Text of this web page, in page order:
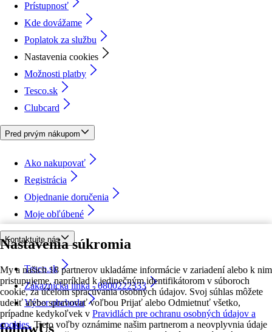
Nastavenia súkromia
My a našich 18 partnerov ukladáme informácie v zariadení alebo k nim
pristupujeme, napríklad k jedinečným identifikátorom v súboroch
cookie, za účelom spracúvania osobných údajov. Svoj súhlas môžete
udeliť alebo spravovať voľbou Prijať alebo Odmietnuť všetko,
prípadne kedykoľvek v Pravidlách pre ochranu osobných údajov a
cookies. Tieto voľby oznámime našim partnerom a neovplyvnia údaje
Prístupnosť
Kde dovážame
Poplatok za službu
Nastavenia cookies
Možnosti platby
Tesco.sk
Clubcard
Pred prvým nákupom
Ako nakupovať
Registrácia
Objednanie doručenia
Moje obľúbené
Kontaktujte nás
Tesco.sk
Zákaznícka linka - 0800222333
Výber obchodu
followUs